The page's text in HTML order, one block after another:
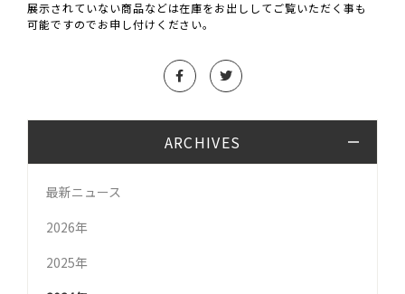
展示されていない商品などは在庫をお出ししてご覧いただく事も
可能ですのでお申し付けください。
ARCHIVES
最新ニュース
2026年
2025年